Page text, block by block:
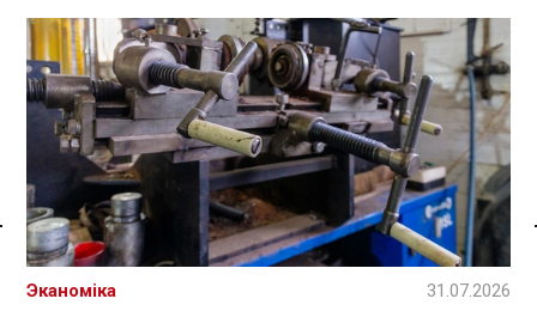
Спасылка без VPN
Эканоміка 31.07.2026